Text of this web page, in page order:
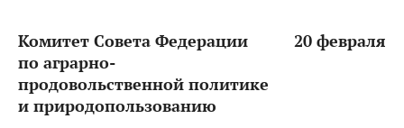
Комитет Совета Федерации
по аграрно-
продовольственной политике
и природопользованию
20 февраля